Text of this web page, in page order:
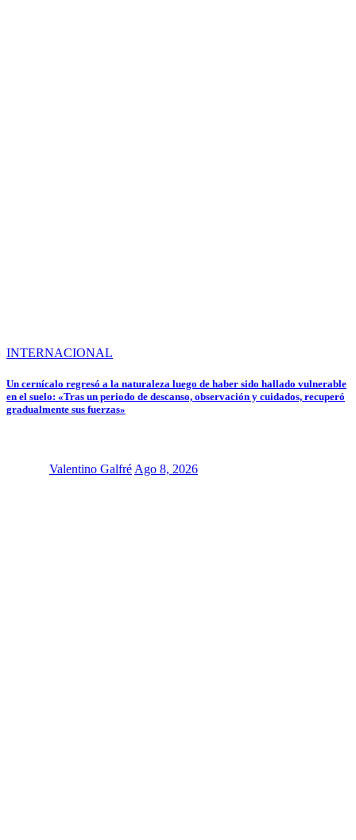
INTERNACIONAL
Un cernícalo regresó a la naturaleza luego de haber sido hallado vulnerable
en el suelo: «Tras un periodo de descanso, observación y cuidados, recuperó
gradualmente sus fuerzas»
Valentino Galfré Ago 8, 2026